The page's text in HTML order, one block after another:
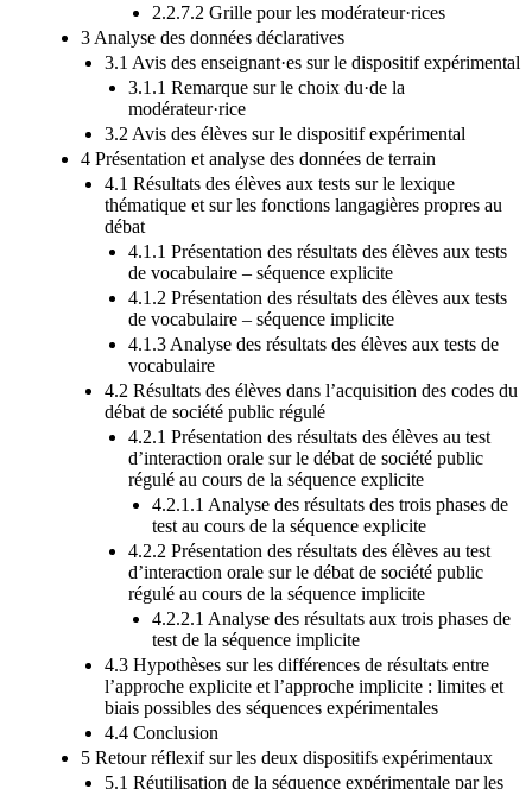
2.2.7.2 Grille pour les modérateur·rices
3 Analyse des données déclaratives
3.1 Avis des enseignant·es sur le dispositif expérimental
3.1.1 Remarque sur le choix du·de la
modérateur·rice
3.2 Avis des élèves sur le dispositif expérimental
4 Présentation et analyse des données de terrain
4.1 Résultats des élèves aux tests sur le lexique
thématique et sur les fonctions langagières propres au
débat
4.1.1 Présentation des résultats des élèves aux tests
de vocabulaire – séquence explicite
4.1.2 Présentation des résultats des élèves aux tests
de vocabulaire – séquence implicite
4.1.3 Analyse des résultats des élèves aux tests de
vocabulaire
4.2 Résultats des élèves dans l’acquisition des codes du
débat de société public régulé
4.2.1 Présentation des résultats des élèves au test
d’interaction orale sur le débat de société public
régulé au cours de la séquence explicite
4.2.1.1 Analyse des résultats des trois phases de
test au cours de la séquence explicite
4.2.2 Présentation des résultats des élèves au test
d’interaction orale sur le débat de société public
régulé au cours de la séquence implicite
4.2.2.1 Analyse des résultats aux trois phases de
test de la séquence implicite
4.3 Hypothèses sur les différences de résultats entre
l’approche explicite et l’approche implicite : limites et
biais possibles des séquences expérimentales
4.4 Conclusion
5 Retour réflexif sur les deux dispositifs expérimentaux
5.1 Réutilisation de la séquence expérimentale par les